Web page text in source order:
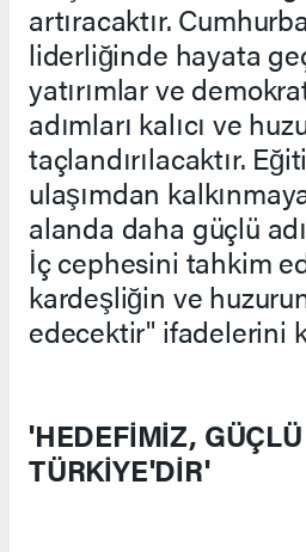
artıracaktır.
liderliğinde hayata
yatırımlar ve
adımları kalıcı ve
taçlandırılacaktır.
ulaşımdan
alanda daha güçlü
İç cephesini tahkim
kardeşliğin ve
edecektir" ifadelerini
'HEDEFİMİZ,
TÜRKİYE'DİR'